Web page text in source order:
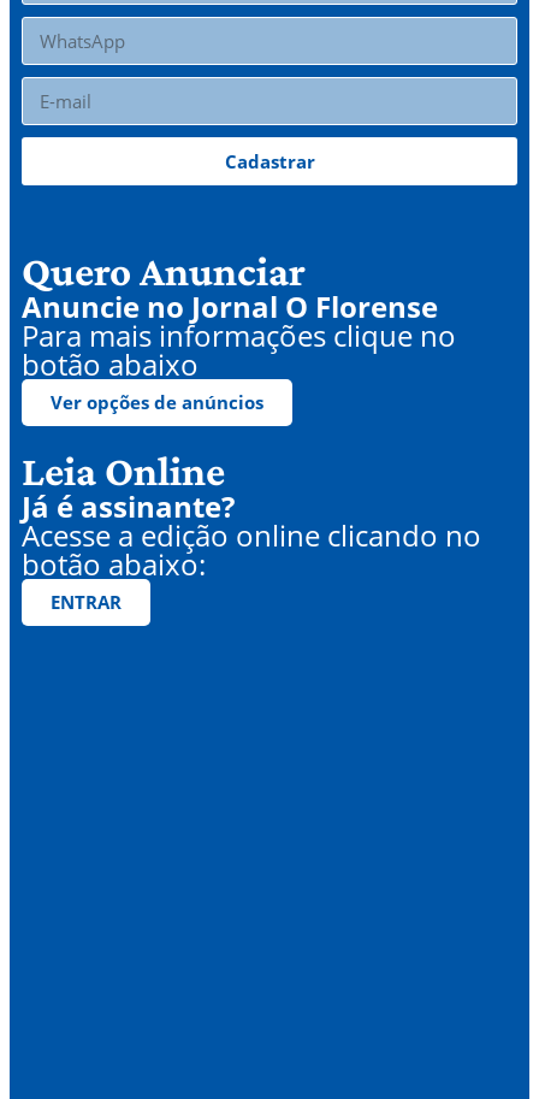
Cadastrar
Quero Anunciar
Anuncie no Jornal O Florense
Para mais informações clique no
botão abaixo
Ver opções de anúncios
Leia Online
Já é assinante?
Acesse a edição online clicando no
botão abaixo:
ENTRAR